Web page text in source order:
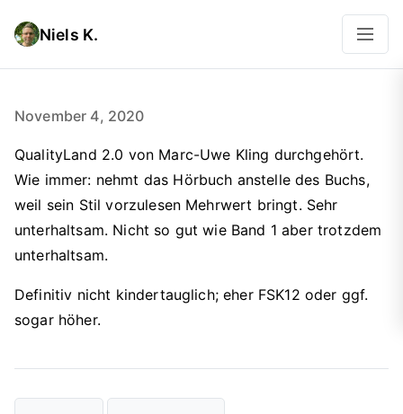
Niels K.
November 4, 2020
QualityLand 2.0 von Marc-Uwe Kling durchgehört.
Wie immer: nehmt das Hörbuch anstelle des Buchs,
weil sein Stil vorzulesen Mehrwert bringt. Sehr
unterhaltsam. Nicht so gut wie Band 1 aber trotzdem
unterhaltsam.
Definitiv nicht kindertauglich; eher FSK12 oder ggf.
sogar höher.